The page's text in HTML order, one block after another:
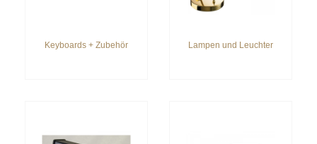
Keyboards + Zubehör Lampen und Leuchter